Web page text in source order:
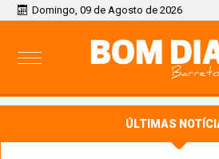
Domingo, 09 de Agosto de 2026
ÚLTIMAS